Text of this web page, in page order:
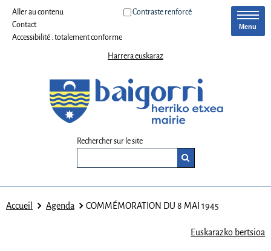
Aller au contenu
Contact
Accessibilité : totalement conforme
Contraste renforcé
Harrera euskaraz
Rechercher sur le site
Menu
Accueil Agenda COMMÉMORATION DU 8 MAI 1945
Euskarazko bertsioa